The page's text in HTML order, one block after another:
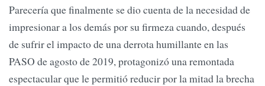
Parecería que finalmente se dio cuenta de la necesidad de
impresionar a los demás por su firmeza cuando, después
de sufrir el impacto de una derrota humillante en las
PASO de agosto de 2019, protagonizó una remontada
espectacular que le permitió reducir por la mitad la brecha